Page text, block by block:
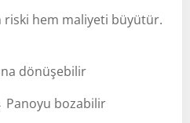
riski hem maliyeti büyütür.
dönüşebilir
Panoyu bozabilir